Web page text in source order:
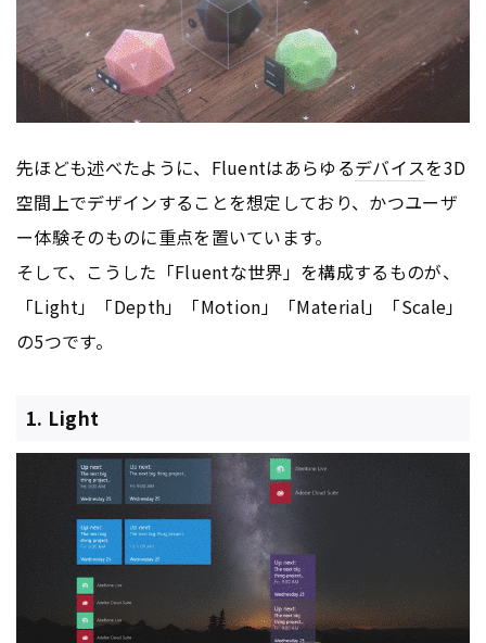
先ほども述べたように、Fluentはあらゆるデバイスを3D
空間上でデザインすることを想定しており、かつユーザ
ー体験そのものに重点を置いています。
そして、こうした「Fluentな世界」を構成するものが、
「Light」「Depth」「Motion」「Material」「Scale」
の5つです。
1. Light